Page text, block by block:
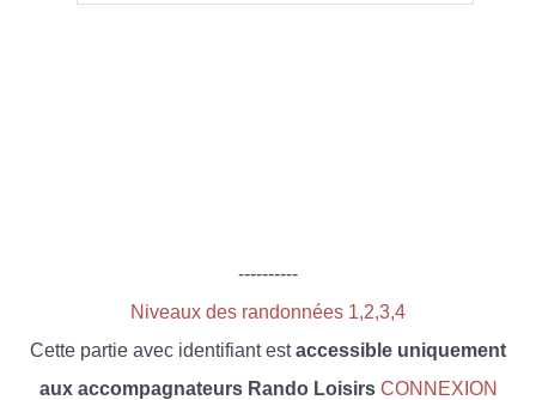
----------
Niveaux des randonnées 1,2,3,4
Cette partie avec identifiant estaccessible uniquement
aux accompagnateurs Rando Loisirs CONNEXION